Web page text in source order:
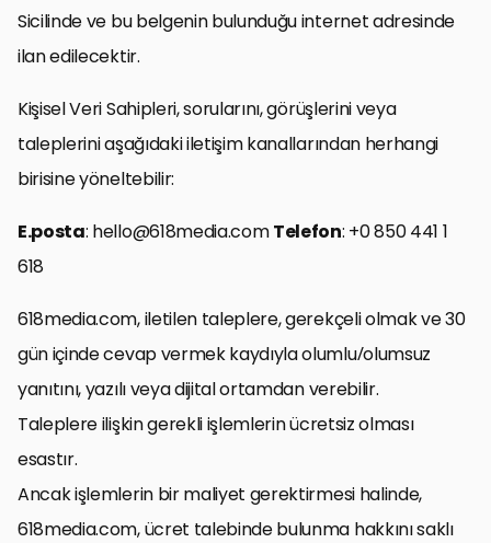
Sicilinde ve bu belgenin bulunduğu internet adresinde
ilan edilecektir.
Kişisel Veri Sahipleri, sorularını, görüşlerini veya
taleplerini aşağıdaki iletişim kanallarından herhangi
birisine yöneltebilir:
E.posta: hello@618media.comTelefon: +0 850 441 1
618
618media.com, iletilen taleplere, gerekçeli olmak ve 30
gün içinde cevap vermek kaydıyla olumlu/olumsuz
yanıtını, yazılı veya dijital ortamdan verebilir.
Taleplere ilişkin gerekli işlemlerin ücretsiz olması
esastır.
Ancak işlemlerin bir maliyet gerektirmesi halinde,
618media.com, ücret talebinde bulunma hakkını saklı